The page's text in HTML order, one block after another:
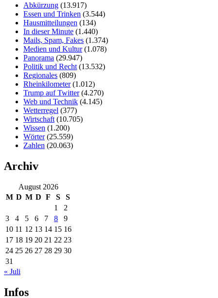
Abkürzung (13.917)
Essen und Trinken (3.544)
Hausmitteilungen (134)
In dieser Minute (1.440)
Mails, Spam, Fakes (1.374)
Medien und Kultur(1.078)
Panorama (29.947)
Politik und Recht (13.532)
Regionales (809)
Rheinkilometer(1.012)
Trump auf Twitter(4.270)
Web und Technik (4.145)
Wetterregel (377)
Wirtschaft (10.705)
Wissen (1.200)
Wörter(25.559)
Zahlen (20.063)
Archiv
August 2026
M D M D F S
S
1
2
3
4 5 6 7 8
9
10 11 12 13 14 15 16
17 18 19 20 21 22 23
24 25 26 27 28 29 30
31
« Juli
Infos